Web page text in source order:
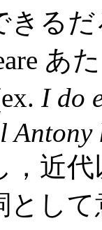
きる
I do
，近
とし